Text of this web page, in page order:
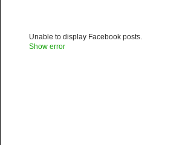
Unable to display Facebook posts.
Show error